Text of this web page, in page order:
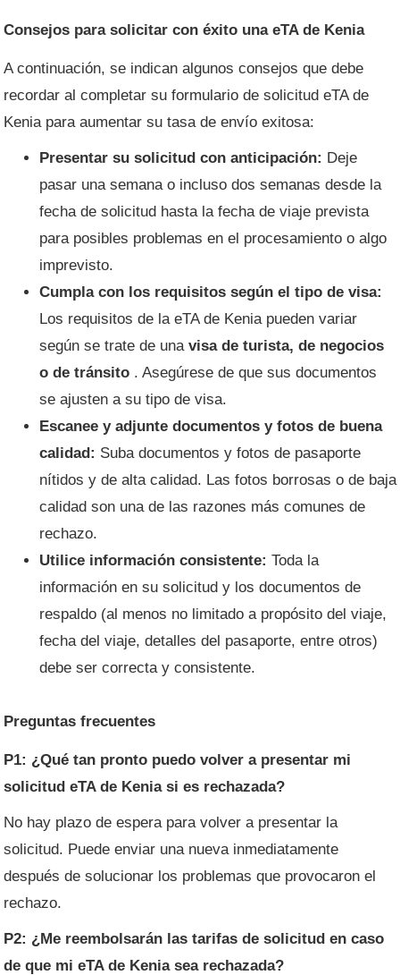
Consejos para solicitar con éxito una eTA de Kenia
A continuación, se indican algunos consejos que debe
recordar al completar su formulario de solicitud eTA de
Kenia para aumentar su tasa de envío exitosa:
Presentar su solicitud con anticipación: Deje
pasar una semana o incluso dos semanas desde la
fecha de solicitud hasta la fecha de viaje prevista
para posibles problemas en el procesamiento o algo
imprevisto.
Cumpla con los requisitos según el tipo de visa:
Los requisitos de la eTA de Kenia pueden variar
según se trate de una visa de turista, de negocios
o de tránsito . Asegúrese de que sus documentos
se ajusten a su tipo de visa.
Escanee y adjunte documentos y fotos de buena
calidad: Suba documentos y fotos de pasaporte
nítidos y de alta calidad. Las fotos borrosas o de baja
calidad son una de las razones más comunes de
rechazo.
Utilice información consistente: Toda la
información en su solicitud y los documentos de
respaldo (al menos no limitado a propósito del viaje,
fecha del viaje, detalles del pasaporte, entre otros)
debe ser correcta y consistente.
Preguntas frecuentes
P1: ¿Qué tan pronto puedo volver a presentar mi
solicitud eTA de Kenia si es rechazada?
No hay plazo de espera para volver a presentar la
solicitud. Puede enviar una nueva inmediatamente
después de solucionar los problemas que provocaron el
rechazo.
P2: ¿Me reembolsarán las tarifas de solicitud en caso
de que mi eTA de Kenia sea rechazada?